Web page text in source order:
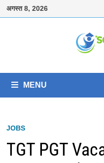
Skip
अगस्त 8, 2026
MENU
JOBS
TGT PGT